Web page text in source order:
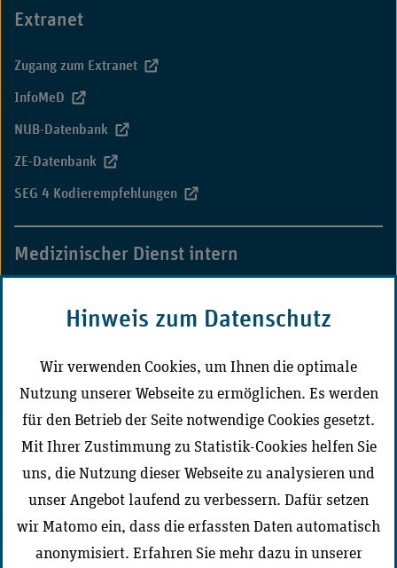
Extranet
Zugang zum Extranet
InfoMeD
NUB-Datenbank
ZE-Datenbank
SEG 4 Kodierempfehlungen
Medizinischer Dienst intern
Der Medizinische Dienst vor Ort
Zur Seite wechseln
Hinweis zum Datenschutz
Wir verwenden Cookies, um Ihnen die optimale
Nutzung unserer Webseite zu ermöglichen. Es werden
für den Betrieb der Seite notwendige Cookies gesetzt.
Mit Ihrer Zustimmung zu Statistik-Cookies helfen Sie
uns, die Nutzung dieser Webseite zu analysieren und
unser Angebot laufend zu verbessern. Dafür setzen
wir Matomo ein, dass die erfassten Daten automatisch
anonymisiert. Erfahren Sie mehr dazu in unserer